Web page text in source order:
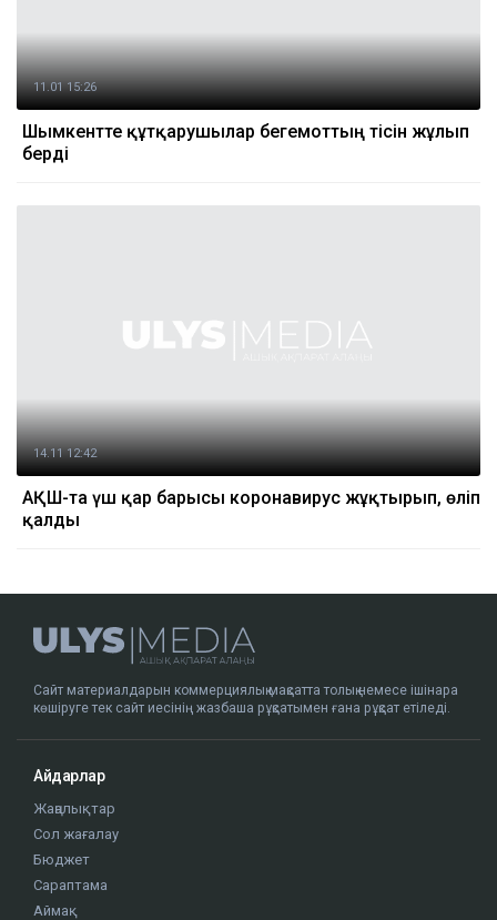
11.01 15:26
Шымкентте құтқарушылар бегемоттың тісін жұлып
берді
14.11 12:42
АҚШ-та үш қар барысы коронавирус жұқтырып, өліп
қалды
Сайт материалдарын коммерциялық мақсатта толық немесе ішінара
көшіруге тек сайт иесінің жазбаша рұқсатымен ғана рұқсат етіледі.
Айдарлар
Жаңалықтар
Сол жағалау
Бюджет
Сараптама
Аймақ